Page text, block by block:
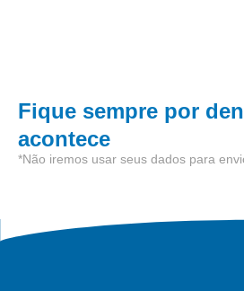
Fique sempre por
acontece
*Não iremos usar seus dados para